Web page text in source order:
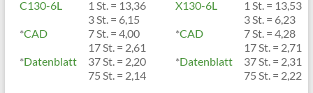
C130-6L
*CAD
*Datenblatt
1 St. = 13,36
3 St. = 6,15
7 St. = 4,00
17 St. = 2,61
37 St. = 2,20
75 St. = 2,14
X130-6L
*CAD
*Datenblatt
1 St. = 13,53
3 St. = 6,23
7 St. = 4,28
17 St. = 2,71
37 St. = 2,31
75 St. = 2,22